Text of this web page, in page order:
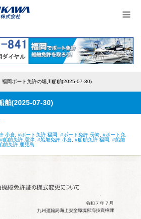
福岡ボート免許の堀川船舶(2025-07-30)
舶(2025-07-30)
小倉 #ボート免許 福岡 #ボート免許 長崎 #ボート免
#船舶免許 唐津 #船舶免許 小倉 #船舶免許 福岡
#船舶
舶免許 鹿児島